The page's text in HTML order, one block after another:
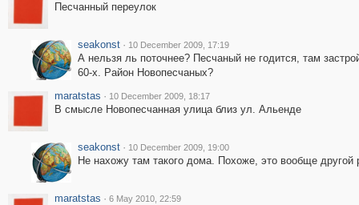
Песчанный переулок
seakonst · 10 December 2009, 17:19
А нельзя ль поточнее? Песчаный не годится, там
60-х. Район Новопесчаных?
maratstas · 10 December 2009, 18:17
В смысле Новопесчанная улица близ ул. Альенде
seakonst · 10 December 2009, 19:00
Не нахожу там такого дома. Похоже, это вообще другой
maratstas · 6 May 2010, 22:59